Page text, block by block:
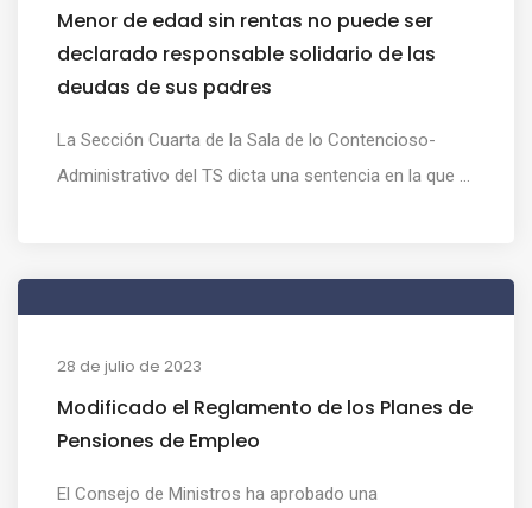
Menor de edad sin rentas no puede ser
declarado responsable solidario de las
deudas de sus padres
La Sección Cuarta de la Sala de lo Contencioso-
Administrativo del TS dicta una sentencia en la que ...
28 de julio de 2023
Modificado el Reglamento de los Planes de
Pensiones de Empleo
El Consejo de Ministros ha aprobado una